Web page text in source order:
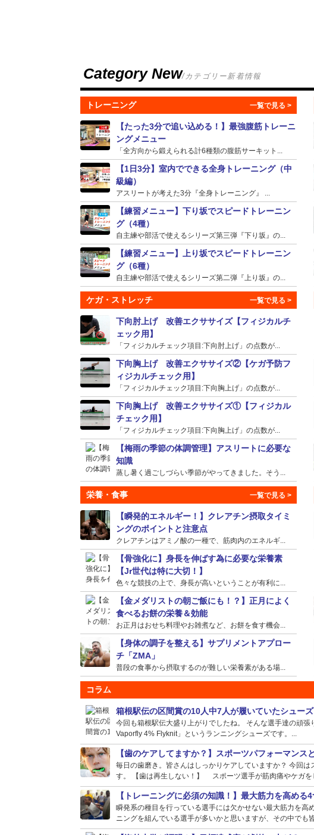
Category New/カテゴリー新着情報
トレーニング
【たった3分で追い込める！】最強腹筋トレーニ
ングメニュー
「全方向から鍛えられる計6種類の腹筋サーキット...
【1日3分】室内でできる全身トレーニング（中
級編）
アスリートが考えた3分『全身トレーニング』 ...
【練習メニュー】下り坂でスピードトレーニン
グ（4種）
自主練や部活で使えるシリーズ第三弾『下り坂』の...
【練習メニュー】上り坂でスピードトレーニン
グ（6種）
自主練や部活で使えるシリーズ第二弾『上り坂』の...
ケガ・ストレッチ
下向肘上げ 改善エクササイズ【フィジカルチ
ェック用】
「フィジカルチェック項目:下向肘上げ」の点数が...
下向胸上げ 改善エクササイズ②【ケガ予防フ
ィジカルチェック用】
「フィジカルチェック項目:下向胸上げ」の点数が...
下向胸上げ 改善エクササイズ①【フィジカル
チェック用】
「フィジカルチェック項目:下向胸上げ」の点数が...
【梅雨の季節の体調管理】アスリートに必要な
知識
蒸し暑く過ごしづらい季節がやってきました。そう...
栄養・食事
【瞬発的エネルギー！】クレアチン摂取タイミ
ングのポイントと注意点
クレアチンはアミノ酸の一種で、筋肉内のエネルギ...
【骨強化に】身長を伸ばす為に必要な栄養素
【Jr世代は特に大切！】
色々な競技の上で、身長が高いということが有利に...
【金メダリストの朝ご飯にも！？】正月によく
食べるお餅の栄養＆効能
お正月はおせち料理やお雑煮など、お餅を食す機会...
【身体の調子を整える】サプリメントアプロー
チ「ZMA」
普段の食事から摂取するのが難しい栄養素がある場...
コラム
箱根駅伝の区間賞の10人中7人が履いていたシューズ
今回も箱根駅伝大盛り上がりでしたね。 そんな選手達の頑
Vaporfly 4% Flyknit」というランニングシューズです。...
【歯のケアしてますか？】スポーツパフォーマンス
毎日の歯磨き。皆さんはしっかりケアしていますか？ 今回
す。 【歯は再生しない！】 スポーツ選手が筋肉痛やケガを
【トレーニングに必須の知識！】最大筋力を高める
瞬発系の種目を行っている選手には欠かせない最大筋力を
ニングを組んでいる選手が多いかと思いますが、その中でも